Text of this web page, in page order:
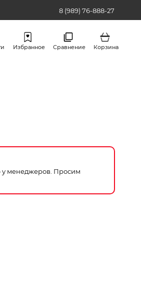
8 (989) 76-888-27
Избранное Сравнение Корзина
у менеджеров. Просим